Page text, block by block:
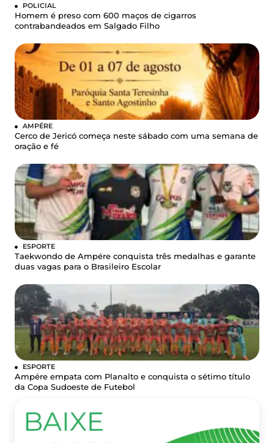
POLICIAL
Homem é preso com 600 maços de cigarros
contrabandeados em Salgado Filho
AMPÉRE
Cerco de Jericó começa neste sábado com uma semana de
oração e fé
ESPORTE
Taekwondo de Ampére conquista três medalhas e garante
duas vagas para o Brasileiro Escolar
ESPORTE
Ampére empata com Planalto e conquista o sétimo título
da Copa Sudoeste de Futebol